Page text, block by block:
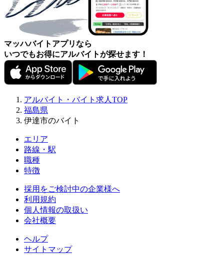
マッハバイトアプリなら
いつでもお得にアルバイトが探せます！
アルバイト・バイト求人TOP
福島県
伊達市のバイト
エリア
路線・駅
職種
特徴
採用をご検討中の企業様へ
利用規約
個人情報の取扱い
会社概要
ヘルプ
サイトマップ